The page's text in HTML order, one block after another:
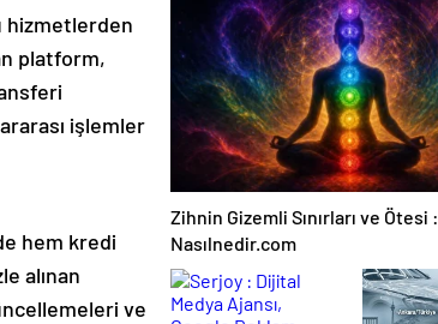
hizmetlerden
platform,
işlemler
hem kredi
alınan
ve
Karar Duruşmasına
Çevrildi
Zihnin Gizemli Sınırları ve Ötesi :
Nasılnedir.com